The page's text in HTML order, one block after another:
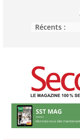
Récents :